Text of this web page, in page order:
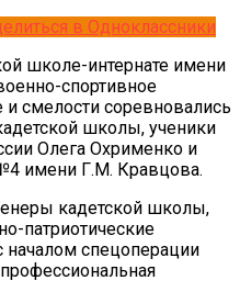
в Одноклассники
школе-интернате имени
спортивное
и смелости соревновались
школы, ученики
Олега Охрименко и
имени Г.М. Кравцова.
кадетской школы,
патриотические
началом спецоперации